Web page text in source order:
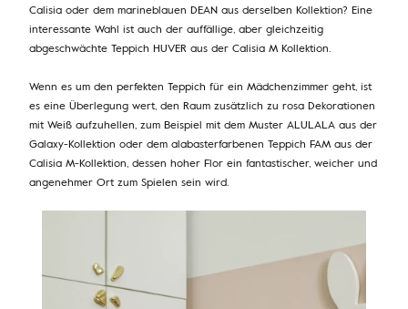
Calisia oder dem marineblauen DEAN aus derselben Kollektion? Eine
interessante Wahl ist auch der auffällige, aber gleichzeitig
abgeschwächte Teppich HUVER aus der Calisia M Kollektion.
Wenn es um den perfekten Teppich für ein Mädchenzimmer geht, ist
es eine Überlegung wert, den Raum zusätzlich zu rosa Dekorationen
mit Weiß aufzuhellen, zum Beispiel mit dem Muster ALULALA aus der
Galaxy-Kollektion oder dem alabasterfarbenen Teppich FAM aus der
Calisia M-Kollektion, dessen hoher Flor ein fantastischer, weicher und
angenehmer Ort zum Spielen sein wird.